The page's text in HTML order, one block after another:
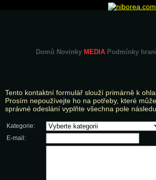
Domů Novinky MEDIA Podmínky hraní
Tento kontaktní formulář slouží primárně k
Prosím nepoužívejte ho na potřeby, které
správné odeslání vyplňte všechna pole
Kategorie:
E-mail: